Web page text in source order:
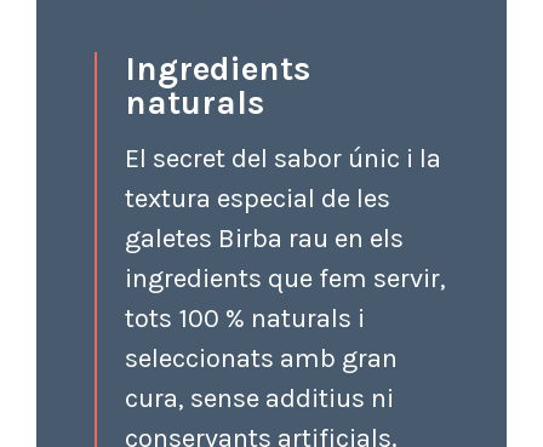
Ingredients
naturals
El secret del sabor únic i la
textura especial de les
galetes Birba rau en els
ingredients que fem servir,
tots 100 % naturals i
seleccionats amb gran
cura, sense additius ni
conservants artificials.